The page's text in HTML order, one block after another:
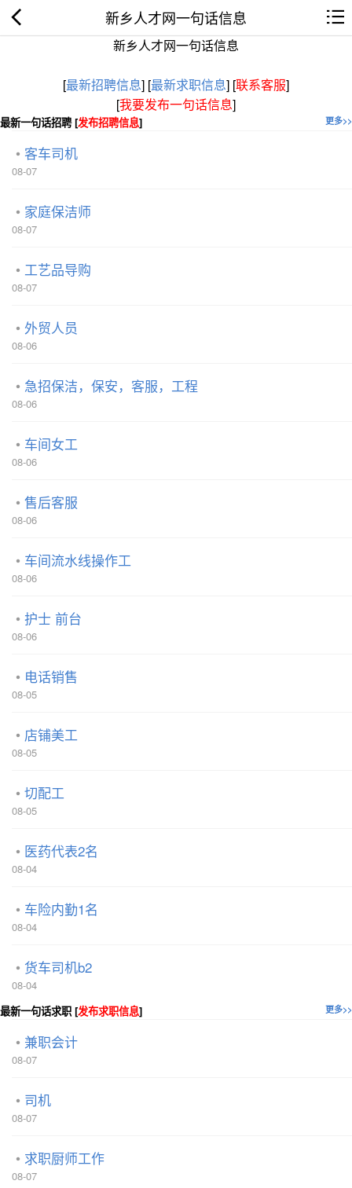
新乡人才网一句话信息
新乡人才网一句话信息
[最新招聘信息] [最新求职信息] [联系客服]
[我要发布一句话信息]
更多>>
最新一句话招聘 [发布招聘信息]
客车司机
08-07
家庭保洁师
08-07
工艺品导购
08-07
外贸人员
08-06
急招保洁，保安，客服，工程
08-06
车间女工
08-06
售后客服
08-06
车间流水线操作工
08-06
护士 前台
08-06
电话销售
08-05
店铺美工
08-05
切配工
08-05
医药代表2名
08-04
车险内勤1名
08-04
货车司机b2
08-04
更多>>
最新一句话求职 [发布求职信息]
兼职会计
08-07
司机
08-07
求职厨师工作
08-07